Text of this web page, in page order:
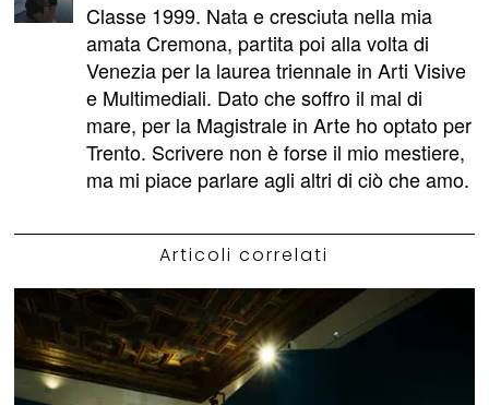
Classe 1999. Nata e cresciuta nella mia
amata Cremona, partita poi alla volta di
Venezia per la laurea triennale in Arti Visive
e Multimediali. Dato che soffro il mal di
mare, per la Magistrale in Arte ho optato per
Trento. Scrivere non è forse il mio mestiere,
ma mi piace parlare agli altri di ciò che amo.
Articoli correlati